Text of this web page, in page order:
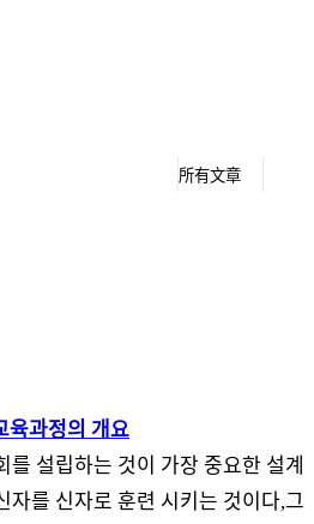
육과정의 개요
설립하는 것이 가장 중요한 설계
자를 신자로 훈련 시키는 것이다,그